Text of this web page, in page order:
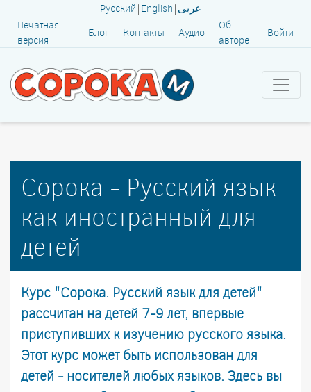
Русский | English | عربى
Печатная
версия
Блог Контакты Аудио
Об
авторе
Войти
Сорока - Русский язык
как иностранный для
детей
Курс "Сорока. Русский язык для детей"
рассчитан на детей 7-9 лет, впервые
приступивших к изучению русского языка.
Этот курс может быть использован для
детей - носителей любых языков. Здесь вы